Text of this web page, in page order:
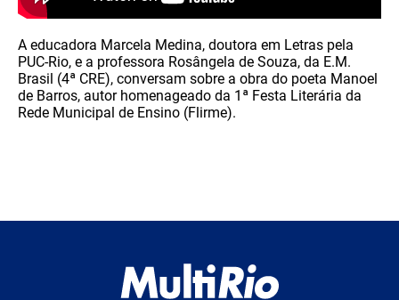
A educadora Marcela Medina, doutora em Letras pela
PUC-Rio, e a professora Rosângela de Souza, da E.M.
Brasil (4ª CRE), conversam sobre a obra do poeta Manoel
de Barros, autor homenageado da 1ª Festa Literária da
Rede Municipal de Ensino (Flirme).